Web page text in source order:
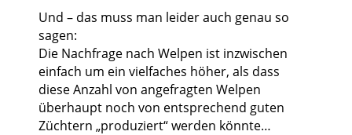
Und – das muss man leider auch genau so
sagen:
Die Nachfrage nach Welpen ist inzwischen
einfach um ein vielfaches höher, als dass
diese Anzahl von angefragten Welpen
überhaupt noch von entsprechend guten
Züchtern „produziert“ werden könnte…